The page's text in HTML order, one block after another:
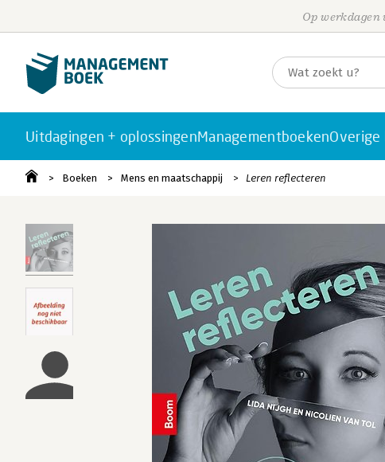
Op
Uitdagingen + oplossingenManagementboekenOverige
Boeken Mens en maatschappij Leren reflecteren